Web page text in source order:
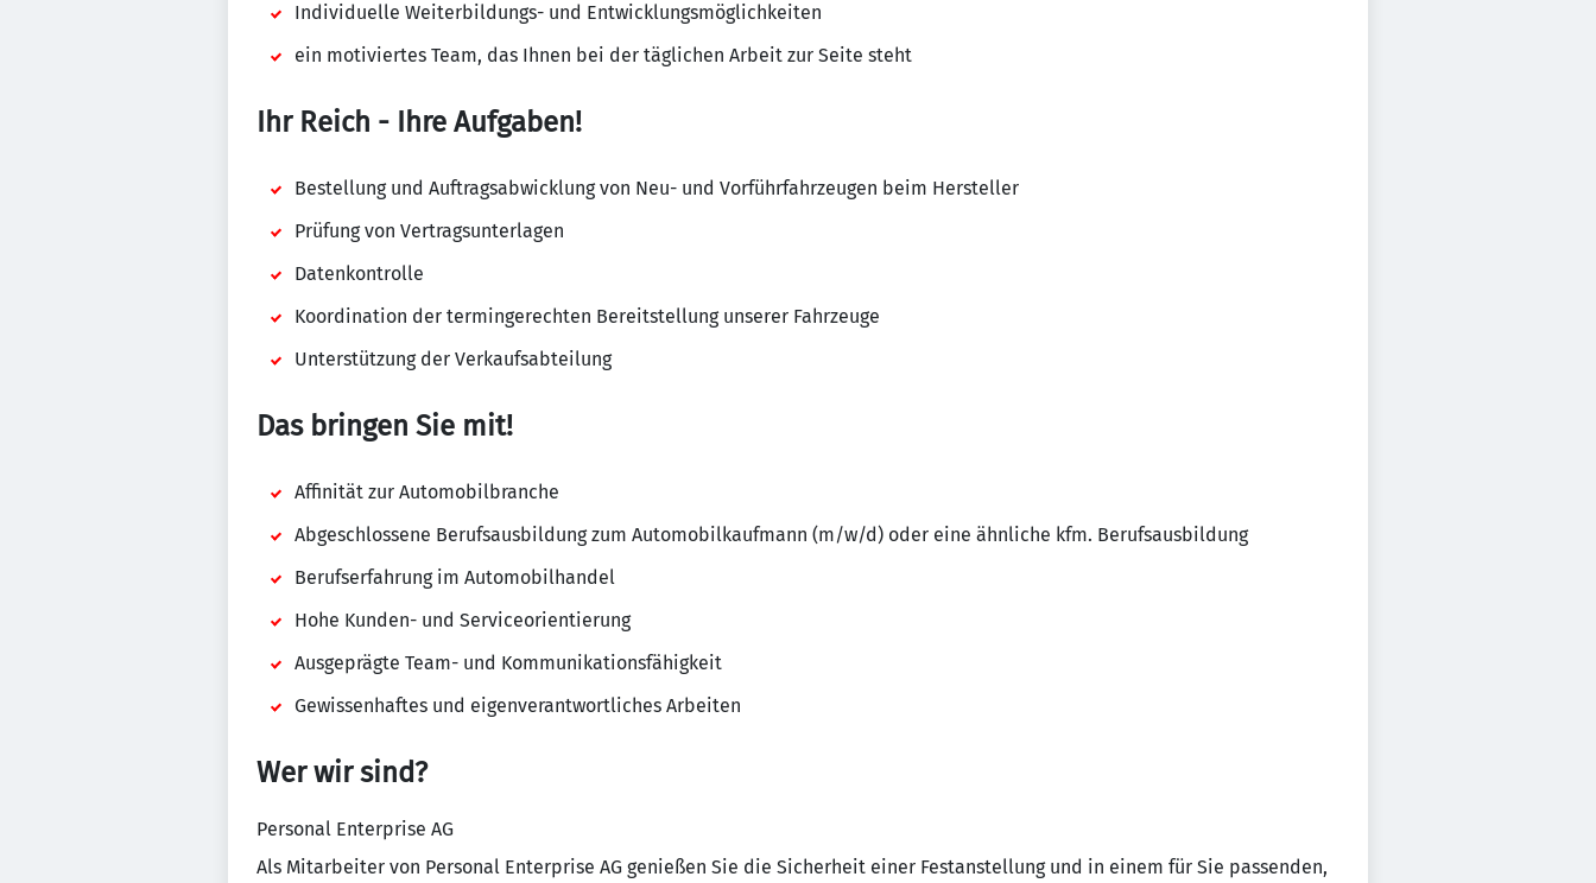
Individuelle Weiterbildungs- und Entwicklungsmöglichkeiten
ein motiviertes Team, das Ihnen bei der täglichen Arbeit zur Seite steht
Ihr Reich - Ihre Aufgaben!
Bestellung und Auftragsabwicklung von Neu- und Vorführfahrzeugen beim Hersteller
Prüfung von Vertragsunterlagen
Datenkontrolle
Koordination der termingerechten Bereitstellung unserer Fahrzeuge
Unterstützung der Verkaufsabteilung
Das bringen Sie mit!
Affinität zur Automobilbranche
Abgeschlossene Berufsausbildung zum Automobilkaufmann (m/w/d) oder eine ähnliche kfm. Berufsausbildung
Berufserfahrung im Automobilhandel
Hohe Kunden- und Serviceorientierung
Ausgeprägte Team- und Kommunikationsfähigkeit
Gewissenhaftes und eigenverantwortliches Arbeiten
Wer wir sind?
Personal Enterprise AG
Als Mitarbeiter von Personal Enterprise AG genießen Sie die Sicherheit einer Festanstellung und in einem für Sie passenden,